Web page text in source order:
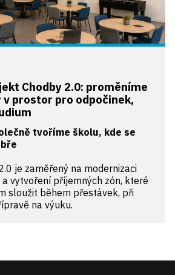
Chodby 2.0: proměníme
v prostor pro odpočinek,
tvoříme školu, kde se
je zaměřený na modernizaci
vytvoření příjemných zón, které
sloužit během přestávek, při
na výuku.